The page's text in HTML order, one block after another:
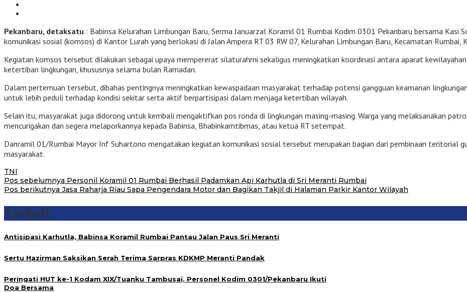
Pekanbaru, detaksatu : Babinsa Kelurahan Limbungan Baru, Serma Januarzal Koramil 01 Rumbai Kodim 0301 Pekanbaru bersama Kasi
komunikasi sosial (komsos) di Kantor Lurah yang berlokasi di Jalan Ampera RT 03 RW 07, Kelurahan Limbungan Baru, Kecamatan
Kegiatan komsos tersebut dilakukan sebagai upaya mempererat silaturahmi sekaligus meningkatkan koordinasi antara aparat
ketertiban lingkungan, khususnya selama bulan Ramadan.
Dalam pertemuan tersebut, dibahas pentingnya meningkatkan kewaspadaan masyarakat terhadap potensi gangguan keamanan
untuk lebih peduli terhadap kondisi sekitar serta aktif berpartisipasi dalam menjaga ketertiban wilayah.
Selain itu, masyarakat juga didorong untuk kembali mengaktifkan pos ronda di lingkungan masing-masing. Warga yang melaksanakan
mencurigakan dan segera melaporkannya kepada Babinsa, Bhabinkamtibmas, atau ketua RT setempat.
Danramil 01/Rumbai Mayor Inf Suhartono mengatakan kegiatan komunikasi sosial tersebut merupakan bagian dari pembinaan teritorial
masyarakat.
TNI
Navigasi
Pos sebelumnya Personil Koramil 01 Rumbai Berhasil Padamkan Api Karhutla di Sri Meranti Rumbai
Pos berikutnya Jasa Raharja Riau Sapa Pengendara Motor dan Bagikan Takjil di Halaman Parkir Kantor Wilayah
Terkait
Antisipasi Karhutla, Babinsa Koramil Rumbai Pantau Jalan Paus Sri Meranti
Sertu Hazirman Saksikan Serah Terima Sarpras KDKMP Meranti Pandak
Peringati HUT ke-1 Kodam XIX/Tuanku Tambusai, Personel Kodim 0301/Pekanbaru Ikuti
Doa Bersama